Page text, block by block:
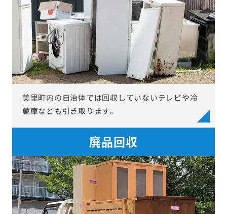
美里町内の自治体では回収していないテレビや冷
蔵庫なども引き取ります。
廃品回収